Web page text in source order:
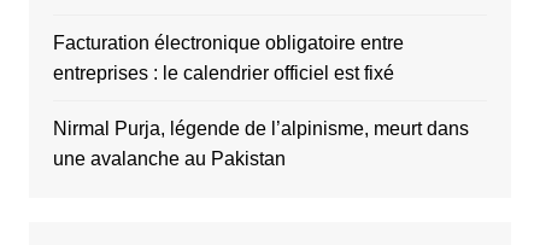
Facturation électronique obligatoire entre
entreprises : le calendrier officiel est fixé
Nirmal Purja, légende de l’alpinisme, meurt dans
une avalanche au Pakistan